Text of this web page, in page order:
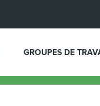
GROUPES DE